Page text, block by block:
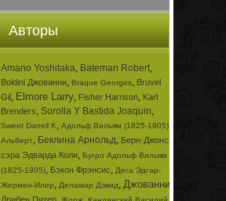
Авторы
Amano Yoshitaka, Bateman Robert,
Boldini Джованни, Braque Georges, Bruvel
Gil, Elmore Larry, Fisher Harrison, Karl
Brenders, Sorolla Y Bastida Joaquin,
Sweet Darrell K, Адольф Вильям (1825-1905)
Альберт, Беклина Арнольд, Берн-Джонса
сэра Эдварда Коли, Бугро Адольф Вильям
(1825-1905), Бэкон Фрэнсис, Дега Эдгар-
Жермен-Илер, Деламар Дэвид, Джованни